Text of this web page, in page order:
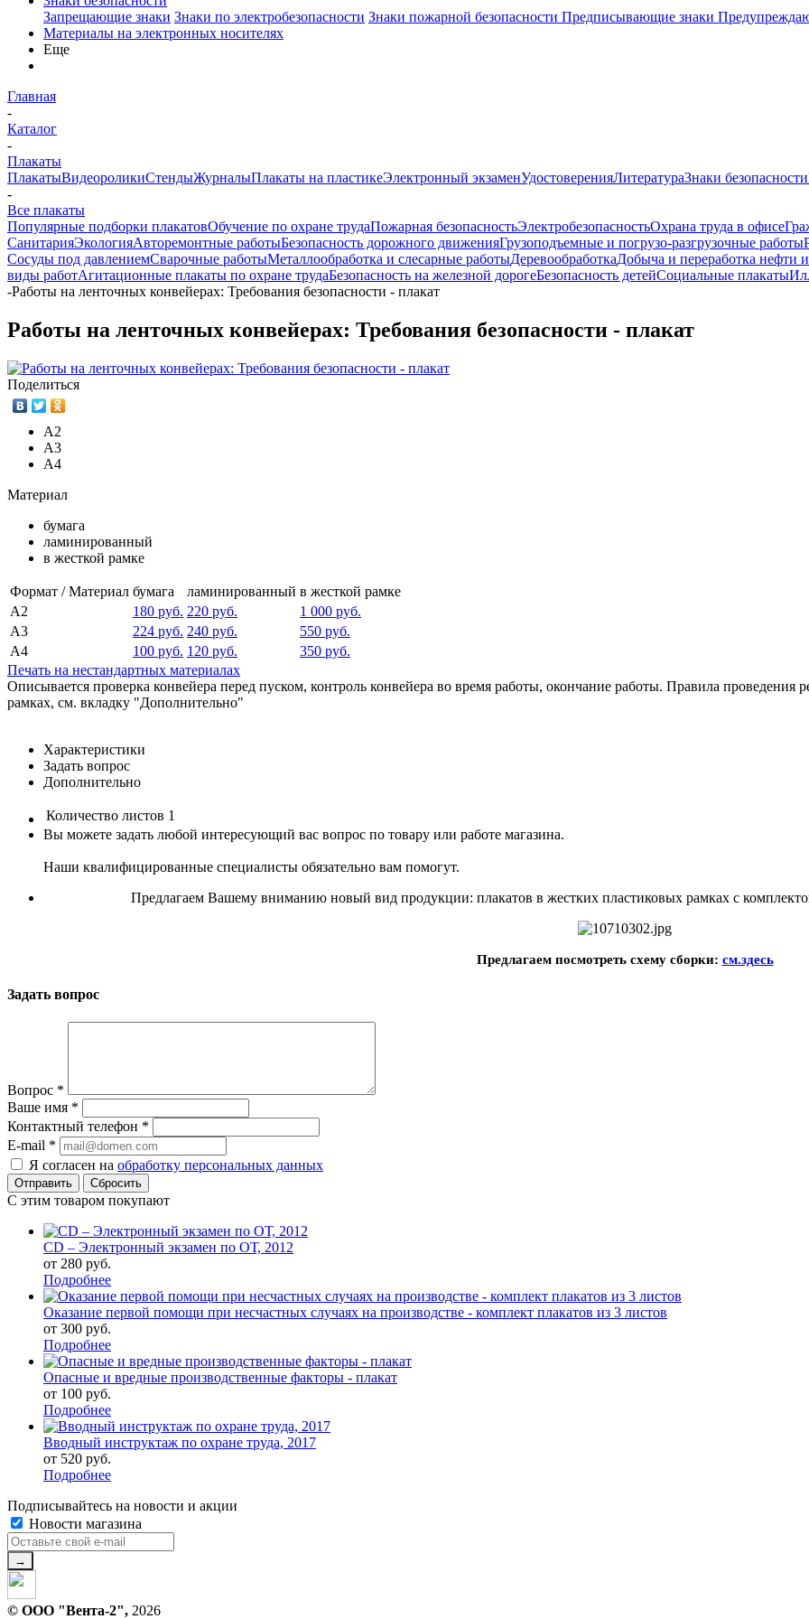
Запрещающие знаки Знаки по электробезопасности Знаки пожарной безопасности Предписывающие знаки
Материалы на электронных носителях
Еще
Главная
-
Каталог
-
Плакаты
ПлакатыВидеороликиСтендыЖурналыПлакаты на пластикеЭлектронный экзаменУдостоверенияЛитератураЗнаки безопасности
-
Все плакаты
Популярные подборки плакатовОбучение по охране трудаПожарная безопасностьЭлектробезопасностьОхрана труда в офисе
СанитарияЭкологияАвторемонтные работыБезопасность дорожного движенияГрузоподъемные и погрузо-разгрузочные работы
Сосуды под давлениемСварочные работыМеталлообработка и слесарные работыДеревообработкаДобыча и переработка нефти и
виды работАгитационные плакаты по охране трудаБезопасность на железной дорогеБезопасность детейСоциальные плакаты
-Работы на ленточных конвейерах: Требования безопасности - плакат
Работы на ленточных конвейерах: Требования безопасности - плакат
Поделиться
А2
А3
А4
Материал
бумага
ламинированный
в жесткой рамке
Формат / Материал бумага ламинированный в жесткой рамке
А2
180 руб. 220 руб.
1 000 руб.
А3
224 руб. 240 руб.
550 руб.
А4
100 руб. 120 руб.
350 руб.
Печать на нестандартных материалах
Описывается проверка конвейера перед пуском, контроль конвейера во время работы, окончание работы. Правила
рамках, см. вкладку "Дополнительно"
Характеристики
Задать вопрос
Дополнительно
Количество листов 1
Вы можете задать любой интересующий вас вопрос по товару или работе магазина.
Наши квалифицированные специалисты обязательно вам помогут.
Предлагаем Вашему вниманию новый вид продукции: плакатов в жестких пластиковых рамках с
Предлагаем посмотреть схему сборки: см.здесь
Задать вопрос
Вопрос *
Ваше имя *
Контактный телефон *
E-mail *
Я согласен на обработку персональных данных
Сбросить
С этим товаром покупают
CD – Электронный экзамен по ОТ, 2012
от 280 руб.
Подробнее
Оказание первой помощи при несчастных случаях на производстве - комплект плакатов из 3 листов
от 300 руб.
Подробнее
Опасные и вредные производственные факторы - плакат
от 100 руб.
Подробнее
Вводный инструктаж по охране труда, 2017
от 520 руб.
Подробнее
Подписывайтесь на новости и акции
Новости магазина
© ООО "Вента-2", 2026